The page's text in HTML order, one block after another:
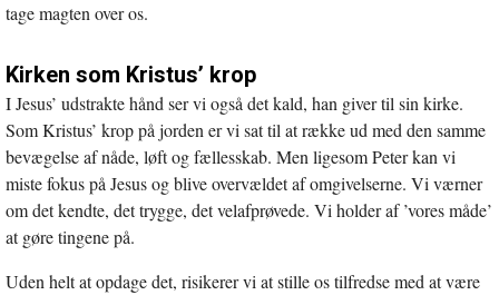
tage magten over os.
Kirken som Kristus’ krop
I Jesus’ udstrakte hånd ser vi også det kald, han giver til sin kirke.
Som Kristus’ krop på jorden er vi sat til at række ud med den samme
bevægelse af nåde, løft og fællesskab. Men ligesom Peter kan vi
miste fokus på Jesus og blive overvældet af omgivelserne. Vi værner
om det kendte, det trygge, det velafprøvede. Vi holder af ’vores måde’
at gøre tingene på.
Uden helt at opdage det, risikerer vi at stille os tilfredse med at være